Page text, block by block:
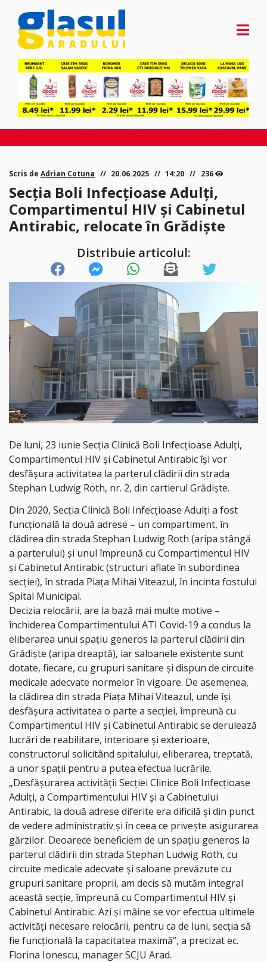
Scris de Adrian Cotuna 20.06.2025 14:20 236
Secția Boli Infecțioase Adulți,
Compartimentul HIV și Cabinetul
Antirabic, relocate în Grădiște
Distribuie articolul:
De luni, 23 iunie Secția Clinică Boli Infecțioase Adulți,
Compartimentul HIV și Cabinetul Antirabic își vor
desfășura activitatea la parterul clădirii din strada
Stephan Ludwig Roth, nr. 2, din cartierul Grădiște.
Din 2020, Secția Clinică Boli Infecțioase Adulți a fost
funcțională la două adrese – un compartiment, în
clădirea din strada Stephan Ludwig Roth (aripa stângă
a parterului) și unul împreună cu Compartimentul HIV
și Cabinetul Antirabic (structuri aflate în subordinea
secției), în strada Piața Mihai Viteazul, în incinta fostului
Spital Municipal.
Decizia relocării, are la bază mai multe motive –
închiderea Compartimentului ATI Covid-19 a condus la
eliberarea unui spațiu generos la parterul clădirii din
Grădiște (aripa dreaptă), iar saloanele existente sunt
dotate, fiecare, cu grupuri sanitare și dispun de circuite
medicale adecvate normelor în vigoare. De asemenea,
la clădirea din strada Piața Mihai Viteazul, unde își
desfășura activitatea o parte a secției, împreună cu
Compartimentul HIV și Cabinetul Antirabic se derulează
lucrări de reabilitare, interioare și exterioare,
constructorul solicitând spitalului, eliberarea, treptată,
a unor spații pentru a putea efectua lucrările.
„Desfășurarea activității Secției Clinice Boli Infecțioase
Adulți, a Compartimentului HIV și a Cabinetului
Antirabic, la două adrese diferite era dificilă și din punct
de vedere administrativ și în ceea ce privește asigurarea
gărzilor. Deoarece beneficiem de un spațiu generos la
parterul clădirii din strada Stephan Ludwig Roth, cu
circuite medicale adecvate și saloane prevăzute cu
grupuri sanitare proprii, am decis să mutăm integral
această secție, împreună cu Compartimentul HIV și
Cabinetul Antirabic. Azi și mâine se vor efectua ultimele
activități necesare relocării, pentru ca de luni, secția să
fie funcțională la capacitatea maximă”, a precizat ec.
Florina Ionescu, manager SCJU Arad.